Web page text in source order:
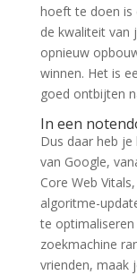
hoeft te doen is
de kwaliteit van
opnieuw
winnen. Het is
goed ontbijten
In een
Dus daar heb je
van Google,
Core Web
algoritme-
te
zoekmachine
vrienden, maak